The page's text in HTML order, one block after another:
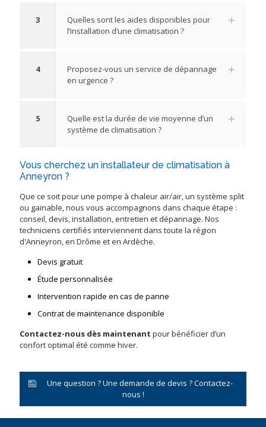
3
Quelles sont les aides disponibles pour
l’installation d’une climatisation ?
4
Proposez-vous un service de dépannage
en urgence ?
5
Quelle est la durée de vie moyenne d’un
système de climatisation ?
Vous cherchez un installateur de climatisation à
Anneyron ?
Que ce soit pour une pompe à chaleur air/air, un système split
ou gainable, nous vous accompagnons dans chaque étape :
conseil, devis, installation, entretien et dépannage. Nos
techniciens certifiés interviennent dans toute la région
d'Anneyron, en Drôme et en Ardèche.
Devis gratuit
Étude personnalisée
Intervention rapide en cas de panne
Contrat de maintenance disponible
Contactez-nous dès maintenant pour bénéficier d’un
confort optimal été comme hiver.
Une question ? Une demande de devis ? Contactez-
nous !